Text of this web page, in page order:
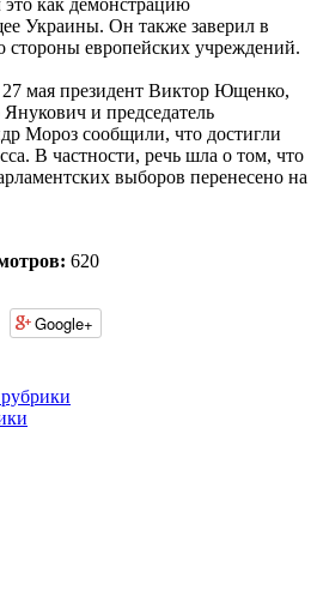
как демонстрацию
Украины. Он также заверил в
стороны европейских учреждений.
мая президент Виктор Ющенко,
и председатель
Мороз сообщили, что достигли
В частности, речь шла о том, что
выборов перенесено на
620
Google+